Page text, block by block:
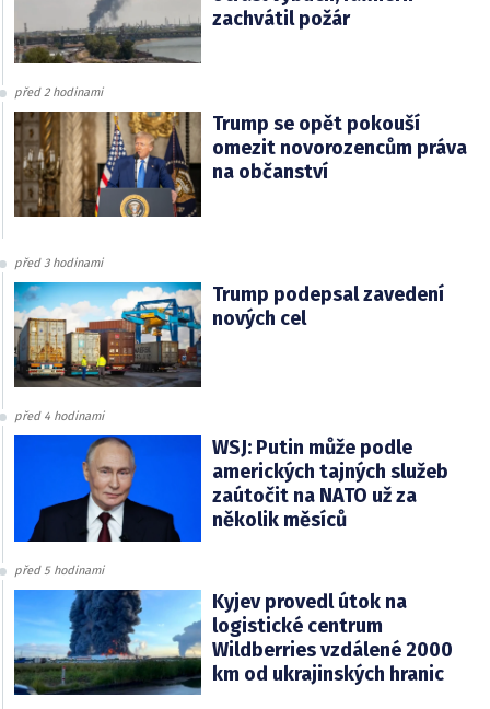
zachvátil požár
před 2 hodinami
Trump se opět pokouší
omezit novorozencům práva
na občanství
před 3 hodinami
Trump podepsal zavedení
nových cel
před 4 hodinami
WSJ: Putin může podle
amerických tajných služeb
zaútočit na NATO už za
několik měsíců
před 5 hodinami
Kyjev provedl útok na
logistické centrum
Wildberries vzdálené 2000
km od ukrajinských hranic